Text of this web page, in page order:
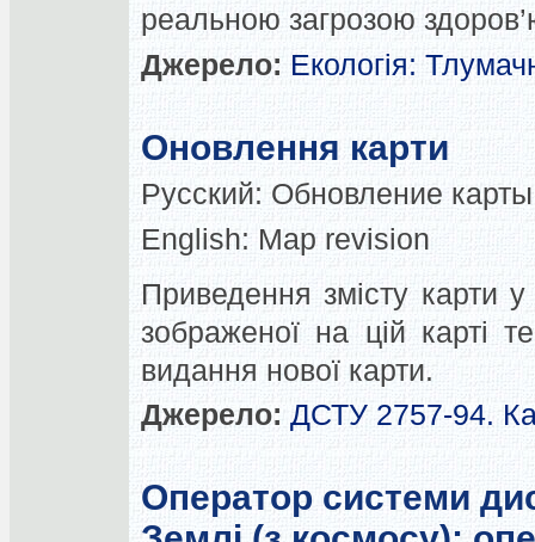
реальною загрозою
Джерело: Екологія:
Оновлення карти
Русский: Обновление карты
English: Map revision
Приведення змісту карти у
зображеної на цій карті
видання нової карти.
Джерело: ДСТУ 2757-94.
Оператор системи